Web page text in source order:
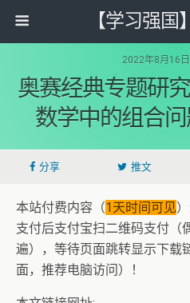
【学习强国
2022年8月16
奥赛经典专题研
数学中的组合
分享 推文
本站付费内容（1天时间可见
支付后支付宝扫二维码支付（
遍），等待页面跳转显示下载
面，推荐电脑访问）！